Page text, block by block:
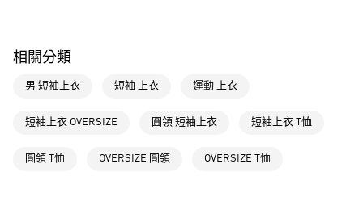
每筆NT$80，滿NT$1,500(含以上)免運費
付款後全家取貨
每筆NT$80，滿NT$1,500(含以上)免運費
相關分類
男 短袖上衣 短袖 上衣 運動 上衣
短袖上衣 OVERSIZE 圓領 短袖上衣 短袖上衣 T恤
圓領 T恤 OVERSIZE 圓領 OVERSIZE T恤